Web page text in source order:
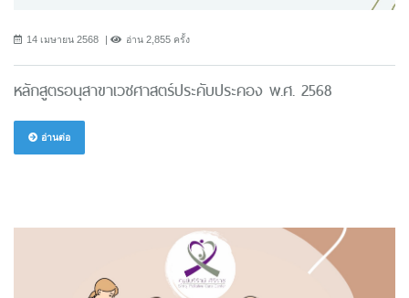
14 เมษายน 2568 อ่าน 2,855 ครั้ง
หลักสูตรอนุสาขาเวชศาสตร์ประคับประคอง พ.ศ. 2568
อ่านต่อ